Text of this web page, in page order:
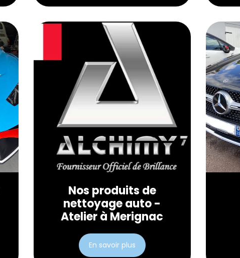
Nos produits de
nettoyage auto -
Atelier à Merignac
En savoir plus